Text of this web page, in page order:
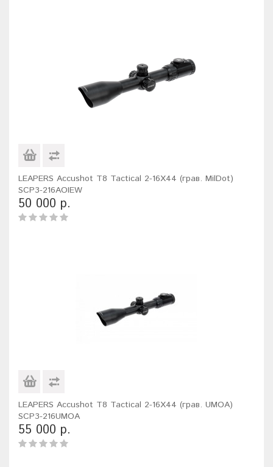
LEAPERS Accushot T8 Tactical 2-16X44 (грав. MilDot)
SCP3-216AOIEW
50 000 р.
LEAPERS Accushot T8 Tactical 2-16X44 (грав. UMOA)
SCP3-216UMOA
55 000 р.